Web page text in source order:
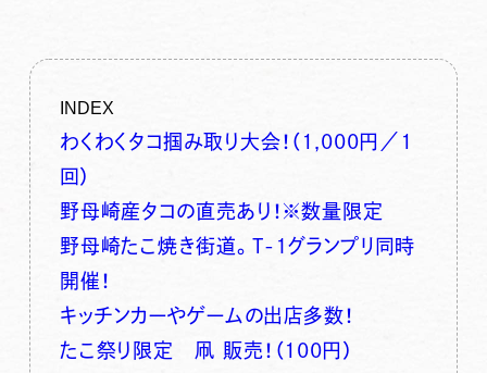
INDEX
わくわくタコ掴み取り大会！（1,000円／1
回）
野母崎産タコの直売あり！※数量限定
野母崎たこ焼き街道。T-１グランプリ同時
開催！
キッチンカーやゲームの出店多数！
たこ祭り限定 凧 販売！（100円）